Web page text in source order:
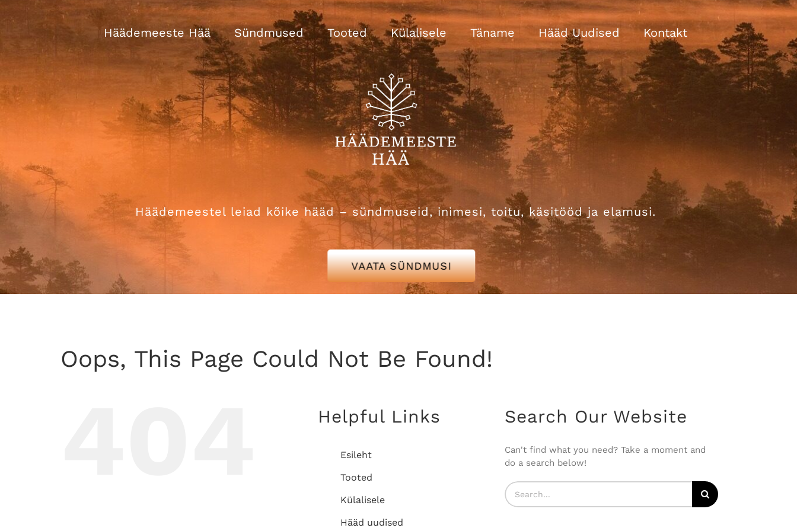
content
Häädemeeste Hää Sündmused Tooted Külalisele Täname Hääd Uudised Kontakt
Häädemeestel leiad kõike hääd – sündmuseid, inimesi, toitu, käsitööd ja elamusi.
VAATA SÜNDMUSI
Oops, This Page Could Not Be Found!
Helpful Links
Esileht
Tooted
Külalisele
Hääd uudised
Search Our Website
Can't find what you need? Take a moment and
do a search below!
Search
for: